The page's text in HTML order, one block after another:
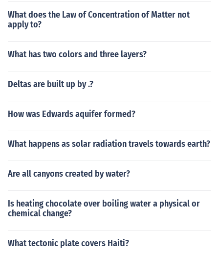
What does the Law of Concentration of Matter not
apply to?
What has two colors and three layers?
Deltas are built up by .?
How was Edwards aquifer formed?
What happens as solar radiation travels towards earth?
Are all canyons created by water?
Is heating chocolate over boiling water a physical or
chemical change?
What tectonic plate covers Haiti?